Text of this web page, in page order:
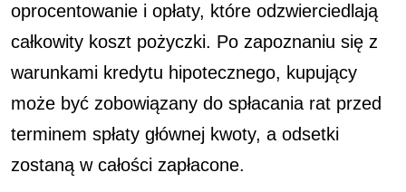
oprocentowanie i opłaty, które odzwierciedlają
całkowity koszt pożyczki. Po zapoznaniu się z
warunkami kredytu hipotecznego, kupujący
może być zobowiązany do spłacania rat przed
terminem spłaty głównej kwoty, a odsetki
zostaną w całości zapłacone.